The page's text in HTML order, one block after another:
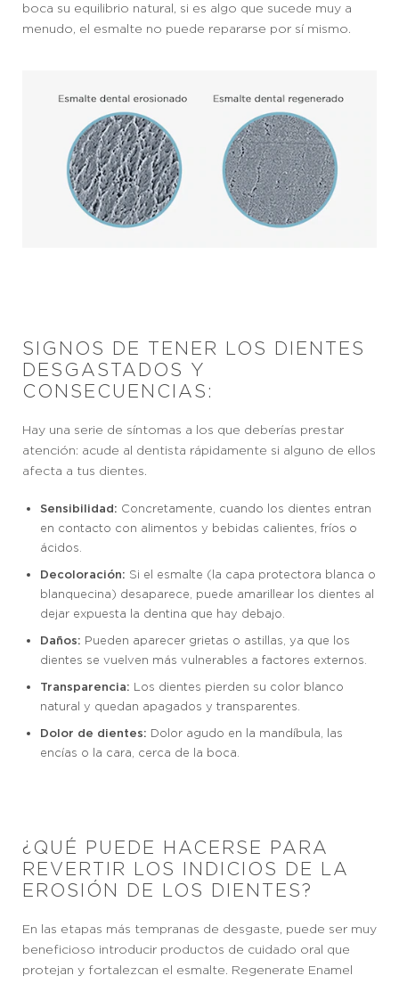
boca su equilibrio natural, si es algo que sucede muy a
menudo, el esmalte no puede repararse por sí mismo.
SIGNOS DE TENER LOS DIENTES
DESGASTADOS Y
CONSECUENCIAS:
Hay una serie de síntomas a los que deberías prestar
atención: acude al dentista rápidamente si alguno de ellos
afecta a tus dientes.
Sensibilidad: Concretamente, cuando los dientes entran
en contacto con alimentos y bebidas calientes, fríos o
ácidos.
Decoloración: Si el esmalte (la capa protectora blanca o
blanquecina) desaparece, puede amarillear los dientes al
dejar expuesta la dentina que hay debajo.
Daños: Pueden aparecer grietas o astillas, ya que los
dientes se vuelven más vulnerables a factores externos.
Transparencia: Los dientes pierden su color blanco
natural y quedan apagados y transparentes.
Dolor de dientes: Dolor agudo en la mandíbula, las
encías o la cara, cerca de la boca.
¿QUÉ PUEDE HACERSE PARA
REVERTIR LOS INDICIOS DE LA
EROSIÓN DE LOS DIENTES?
En las etapas más tempranas de desgaste, puede ser muy
beneficioso introducir productos de cuidado oral que
protejan y fortalezcan el esmalte. Regenerate Enamel